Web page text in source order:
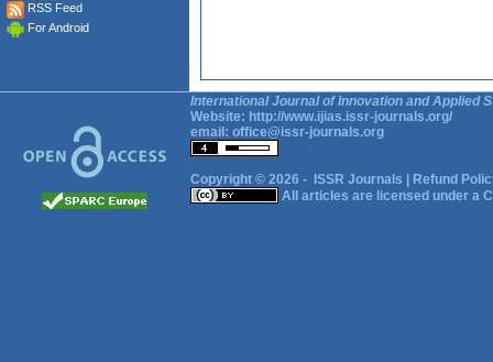
RSS Feed
For Android
International Journal of Innovation and Applied
Website: http://www.ijias.issr-journals.org/
email: office@issr-journals.org
Copyright © 2026 - ISSR Journals
Refund
All articles are licensed under a